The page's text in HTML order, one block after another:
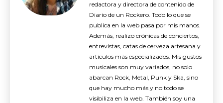
redactora y directora de contenido de
Diario de un Rockero. Todo lo que se
publica en la web pasa por mis manos.
Además, realizo crónicas de conciertos,
entrevistas, catas de cerveza artesana y
artículos más especializados. Mis gustos
musicales son muy variados, no solo
abarcan Rock, Metal, Punk y Ska, sino
que hay mucho más y no todo se
visibiliza en la web. También soy una